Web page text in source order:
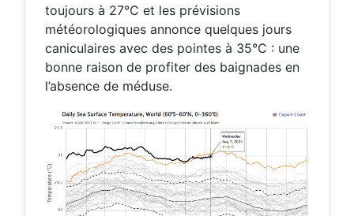
toujours à 27°C et les prévisions
météorologiques annonce quelques jours
caniculaires avec des pointes à 35°C : une
bonne raison de profiter des baignades en
l’absence de méduse.